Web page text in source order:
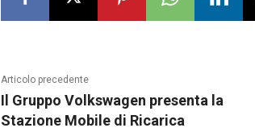
Articolo precedente
Il Gruppo Volkswagen presenta la
Stazione Mobile di Ricarica